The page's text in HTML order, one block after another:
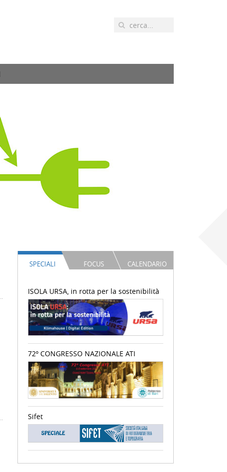
SPECIALI FOCUS CALENDARIO
ISOLA URSA, in rotta per la sostenibilità
72º CONGRESSO NAZIONALE ATI
Sifet